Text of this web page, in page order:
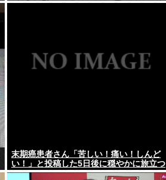
末期癌患者さん「苦しい！痛い！しんど
い！」と投稿した5日後に穏やかに旅立つ